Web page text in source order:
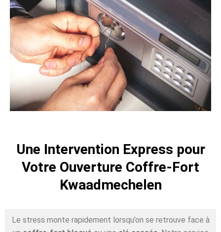
Une Intervention Express pour
Votre Ouverture Coffre-Fort
Kwaadmechelen
Le stress monte rapidement lorsqu’on se retrouve face à